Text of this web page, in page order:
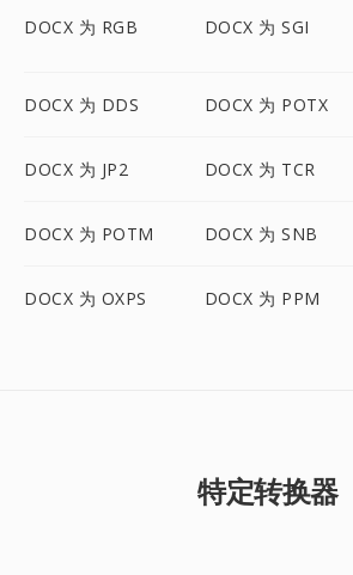
DOCX 为 RGB DOCX 为 SGI
DOCX 为 DDS DOCX 为 POTX
DOCX 为 JP2 DOCX 为 TCR
DOCX 为 POTM DOCX 为 SNB
DOCX 为 OXPS DOCX 为 PPM
特定转换器